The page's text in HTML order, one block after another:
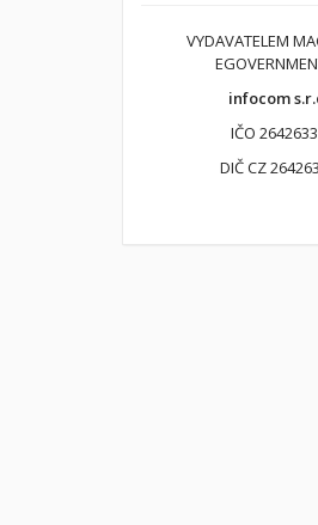
VYDAVATELEM
infocom
IČO
DIČ CZ